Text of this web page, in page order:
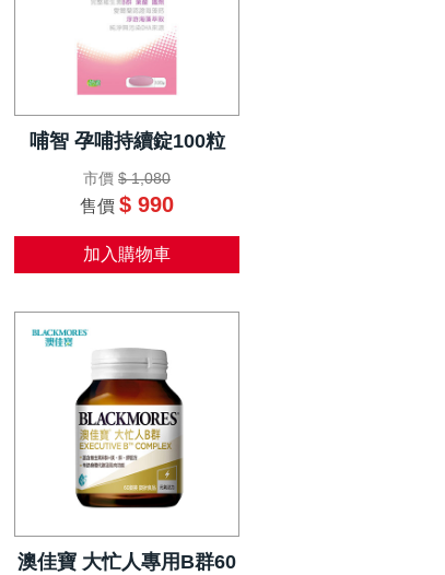
哺智 孕哺持續錠100粒
市價 $ 1,080
售價 $ 990
加入購物車
澳佳寶 大忙人專用B群60